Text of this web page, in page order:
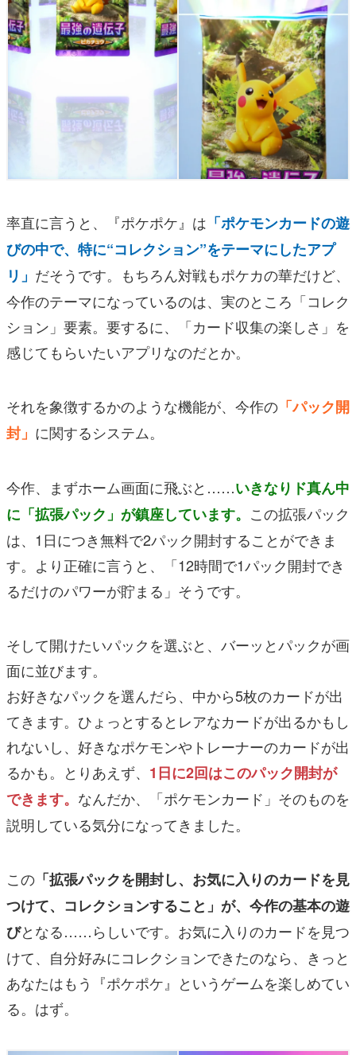
率直に言うと、『ポケポケ』は 「ポケモンカードの遊
びの中で、特に“コレクション”をテーマにしたアプ
リ」 だそうです。もちろん対戦もポケカの華だけど、
今作のテーマになっているのは、実のところ「コレク
ション」要素。要するに、「カード収集の楽しさ」を
感じてもらいたいアプリなのだとか。
それを象徴するかのような機能が、今作の 「パック開
封」 に関するシステム。
今作、まずホーム画面に飛ぶと……いきなりド真ん中
に「拡張パック」が鎮座しています。 この拡張パック
は、1日につき無料で2パック開封することができま
す。より正確に言うと、「12時間で1パック開封でき
るだけのパワーが貯まる」そうです。
そして開けたいパックを選ぶと、バーッとパックが画
面に並びます。
お好きなパックを選んだら、中から5枚のカードが出
てきます。ひょっとするとレアなカードが出るかもし
れないし、好きなポケモンやトレーナーのカードが出
るかも。とりあえず、 1日に2回はこのパック開封が
できます。 なんだか、「ポケモンカード」そのものを
説明している気分になってきました。
この 「拡張パックを開封し、お気に入りのカードを見
つけて、コレクションすること」が、今作の基本の遊
びとなる……らしいです。お気に入りのカードを見つ
けて、自分好みにコレクションできたのなら、きっと
あなたはもう『ポケポケ』というゲームを楽しめてい
る。はず。